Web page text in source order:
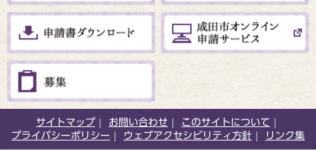
サイトマップ お問い合わせ
このサイトについて
プライバシーポリシー
ウェブアクセシビリティ方針 リンク集